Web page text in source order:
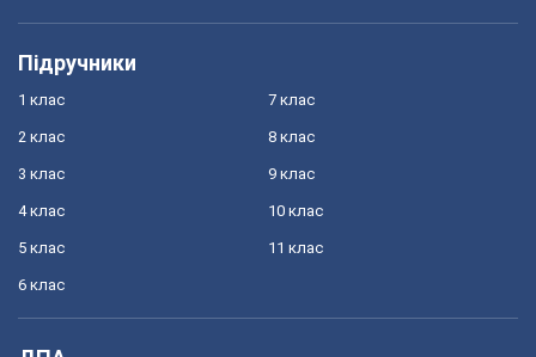
Підручники
1 клас
2 клас
3 клас
4 клас
5 клас
6 клас
7 клас
8 клас
9 клас
10 клас
11 клас